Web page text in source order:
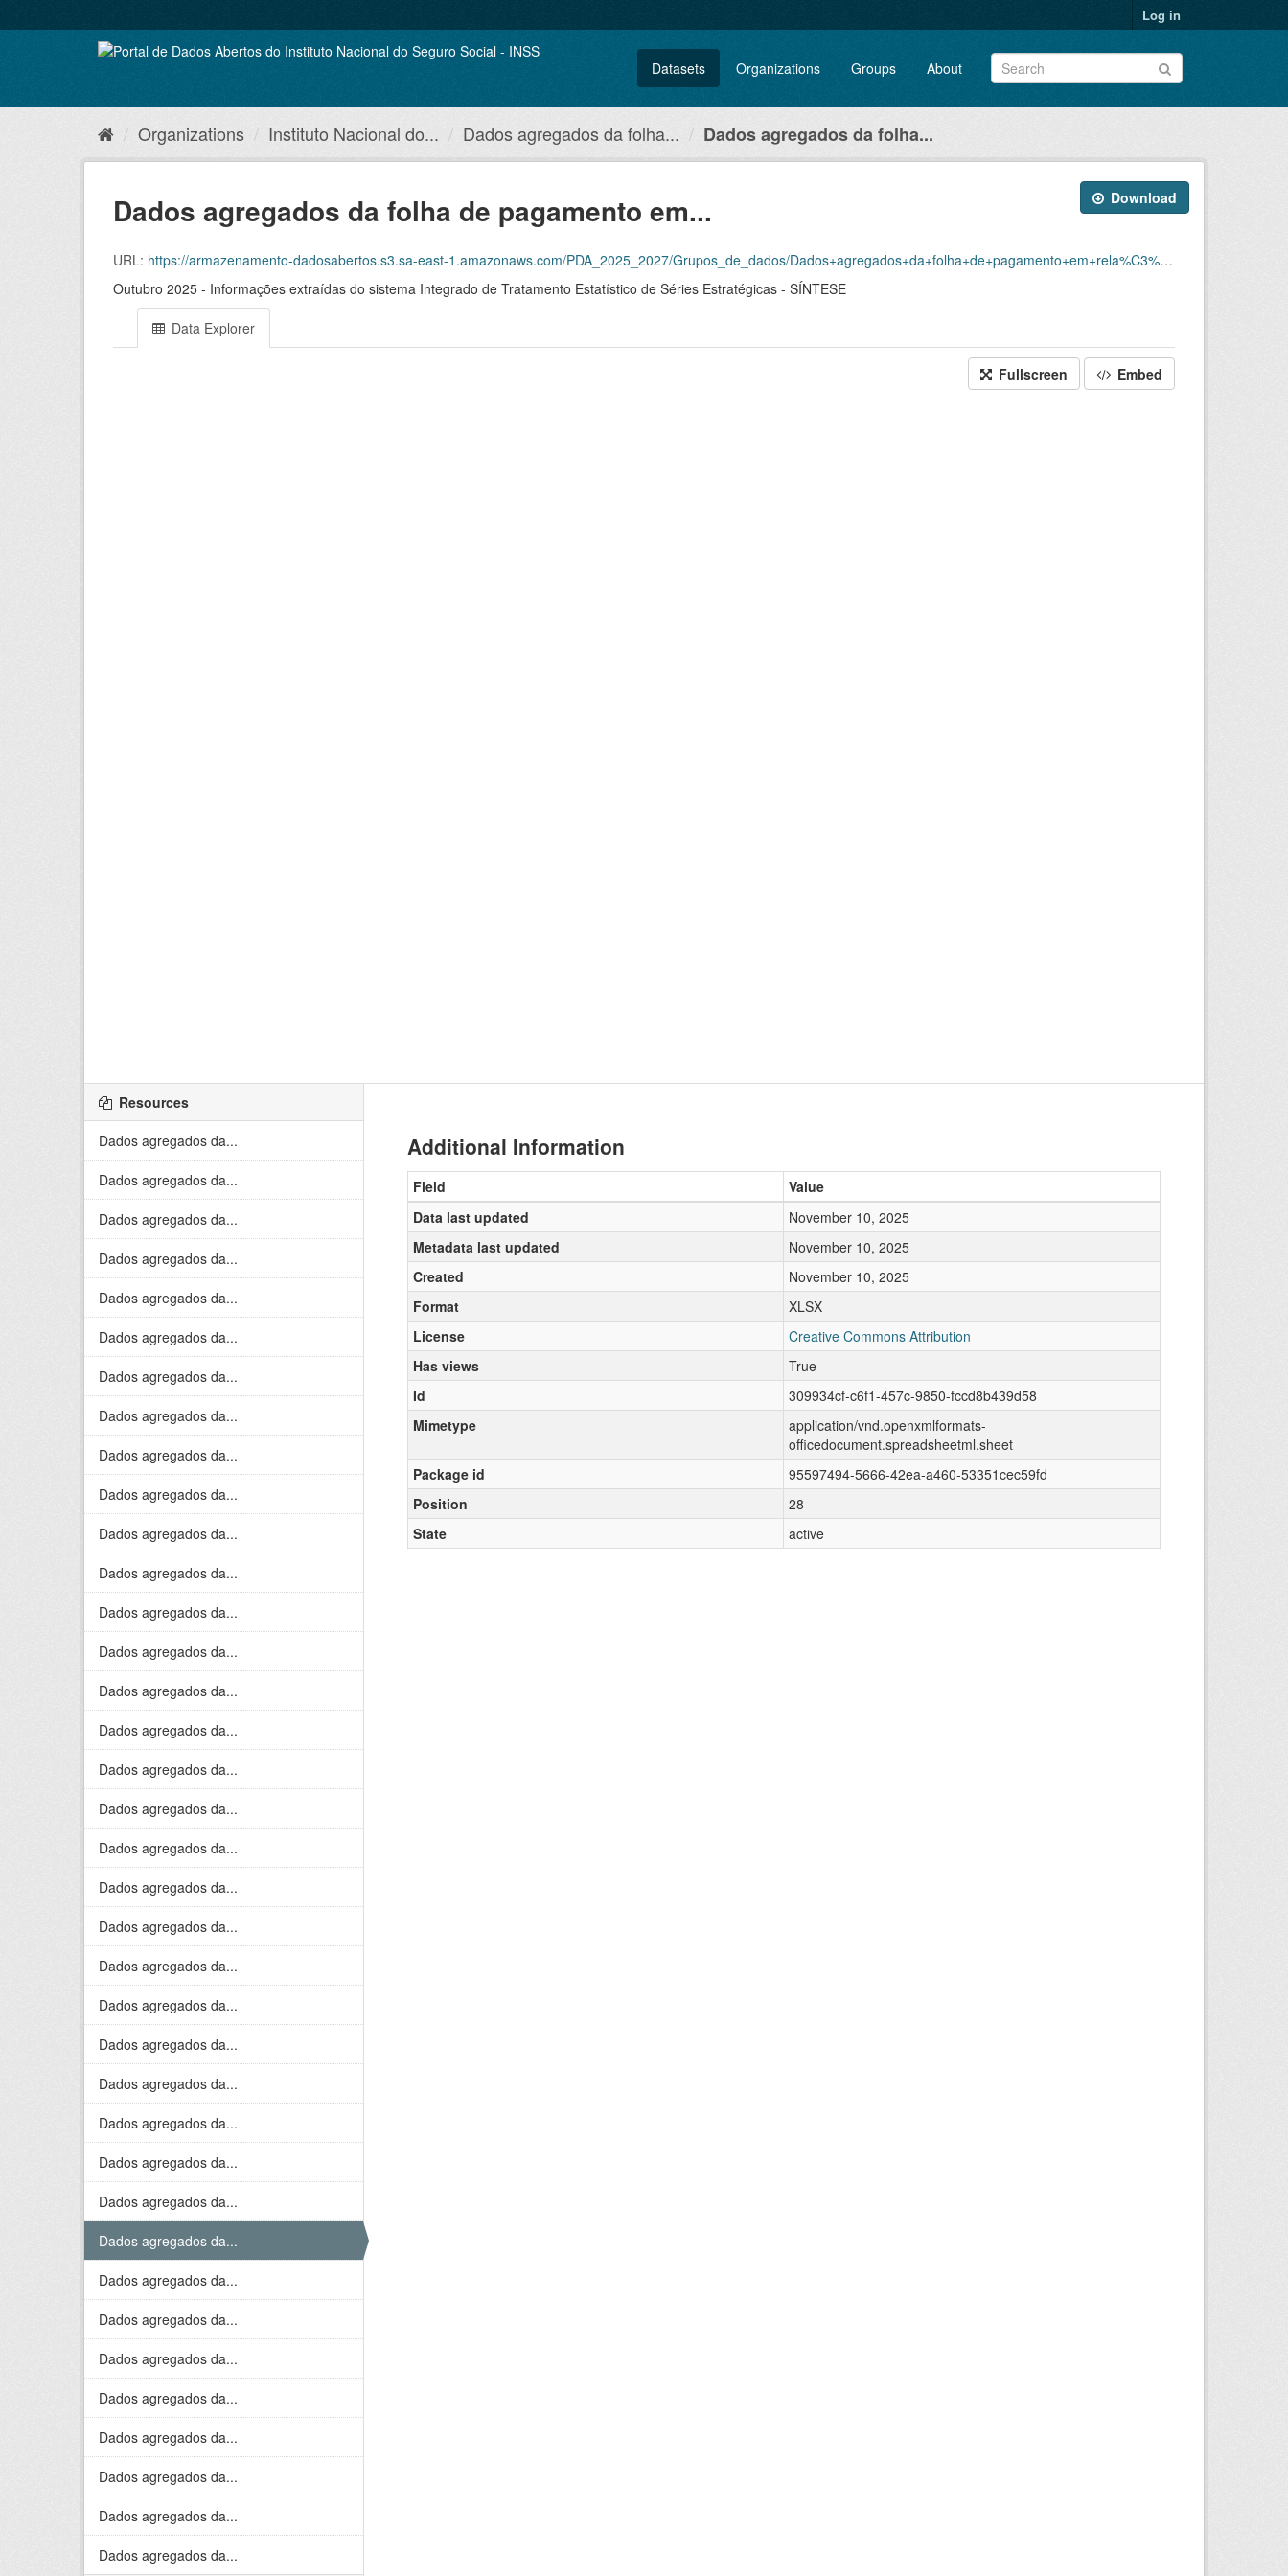
to
Log in
Datasets Organizations Groups About
Organizations Instituto Nacional do... Dados agregados da folha... Dados agregados da folha...
Download
Dados agregados da folha de pagamento em...
URL: https://armazenamento-dadosabertos.s3.sa-east-1.amazonaws.com/PDA_2025_2027/Grupos_de_dados/Dados+agregados+da+folha+de+pagamento+em+rela%C3%A7%C3%A3o+aos+benef%C3%ADcios+emitidos/p_benefemitidosespecieuo2022_20251110_094208.xlsx
Outubro 2025 - Informações extraídas do sistema Integrado de Tratamento Estatístico de Séries Estratégicas - SÍNTESE
Data Explorer
Fullscreen Embed
Resources
Dados agregados da...
Dados agregados da...
Dados agregados da...
Dados agregados da...
Dados agregados da...
Dados agregados da...
Dados agregados da...
Dados agregados da...
Dados agregados da...
Dados agregados da...
Dados agregados da...
Dados agregados da...
Dados agregados da...
Dados agregados da...
Dados agregados da...
Dados agregados da...
Dados agregados da...
Dados agregados da...
Dados agregados da...
Dados agregados da...
Dados agregados da...
Dados agregados da...
Dados agregados da...
Dados agregados da...
Dados agregados da...
Dados agregados da...
Dados agregados da...
Dados agregados da...
Dados agregados da...
Dados agregados da...
Dados agregados da...
Dados agregados da...
Dados agregados da...
Dados agregados da...
Dados agregados da...
Dados agregados da...
Dados agregados da...
Additional Information
Field
Value
Data last updated
November 10, 2025
Metadata last updated
November 10, 2025
Created
November 10, 2025
Format
XLSX
License
Creative Commons Attribution
Has views
True
Id
309934cf-c6f1-457c-9850-fccd8b439d58
Mimetype
application/vnd.openxmlformats-
officedocument.spreadsheetml.sheet
Package id
95597494-5666-42ea-a460-53351cec59fd
Position
28
State
active